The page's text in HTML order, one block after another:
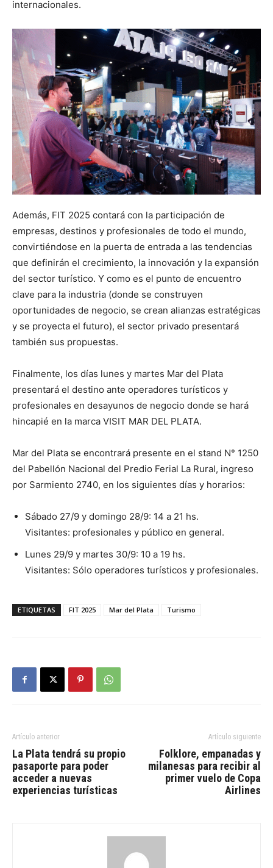
internacionales.
Además, FIT 2025 contará con la participación de
empresas, destinos y profesionales de todo el mundo,
convirtiéndose en la puerta de entrada a las tendencias
que definirán el crecimiento, la innovación y la expansión
del sector turístico. Y como es el punto de encuentro
clave para la industria (donde se construyen
oportunidades de negocio, se crean alianzas estratégicas
y se proyecta el futuro), el sector privado presentará
también sus propuestas.
Finalmente, los días lunes y martes Mar del Plata
presentará el destino ante operadores turísticos y
profesionales en desayunos de negocio donde se hará
hincapié en la marca VISIT MAR DEL PLATA.
Mar del Plata se encontrará presente en el stand N° 1250
del Pabellón Nacional del Predio Ferial La Rural, ingreso
por Sarmiento 2740, en los siguientes días y horarios:
Sábado 27/9 y domingo 28/9: 14 a 21 hs.
Visitantes: profesionales y público en general.
Lunes 29/9 y martes 30/9: 10 a 19 hs.
Visitantes: Sólo operadores turísticos y profesionales.
ETIQUETAS FIT 2025 Mar del Plata Turismo
Artículo anterior
La Plata tendrá su propio
pasaporte para poder
acceder a nuevas
experiencias turísticas
Artículo siguiente
Folklore, empanadas y
milanesas para recibir al
primer vuelo de Copa
Airlines